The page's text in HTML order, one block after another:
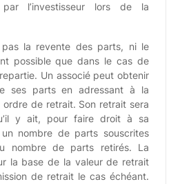
l’investisseur lors de la
la revente des parts, ni le
possible que dans le cas de
Un associé peut obtenir
ses parts en adressant à la
de retrait. Son retrait sera
y ait, pour faire droit à sa
nombre de parts souscrites
nombre de parts retirés. La
la base de la valeur de retrait
de retrait le cas échéant.